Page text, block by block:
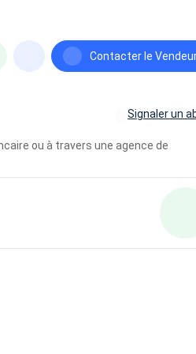
Contacter le
Signaler un
ou à travers une agence de